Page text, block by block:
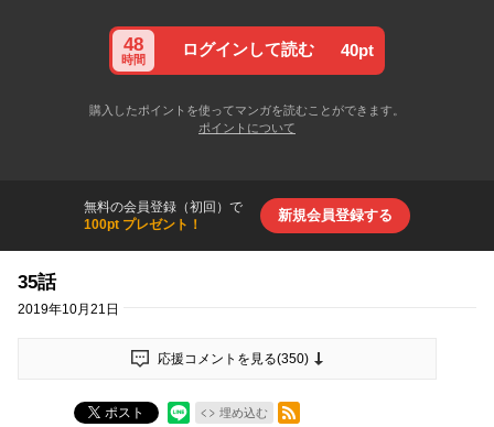
48
時間
ログインして読む 40pt
購入したポイントを使ってマンガを読むことができます。
ポイントについて
無料の会員登録（初回）で
100pt プレゼント！
新規会員登録する
35話
2019年10月21日
応援コメントを見る(350)
ポスト 埋め込む
RSSフィード